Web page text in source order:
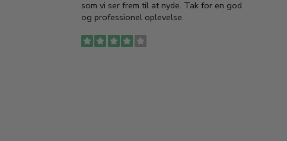
som vi ser frem til at nyde. Tak for en god
og professionel oplevelse.